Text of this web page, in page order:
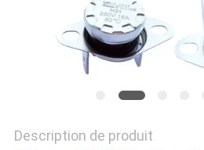
Description de produit